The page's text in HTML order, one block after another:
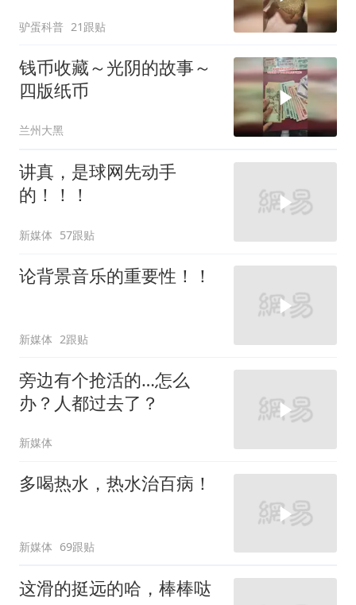
驴蛋科普 21跟贴
钱币收藏～光阴的故事～
四版纸币
兰州大黑
讲真，是球网先动手
的！！！
新媒体 57跟贴
论背景音乐的重要性！！
新媒体 2跟贴
旁边有个抢活的…怎么
办？人都过去了？
新媒体
多喝热水，热水治百病！
新媒体 69跟贴
这滑的挺远的哈，棒棒哒